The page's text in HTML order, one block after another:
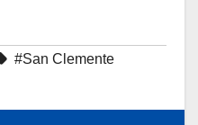
#San Clemente